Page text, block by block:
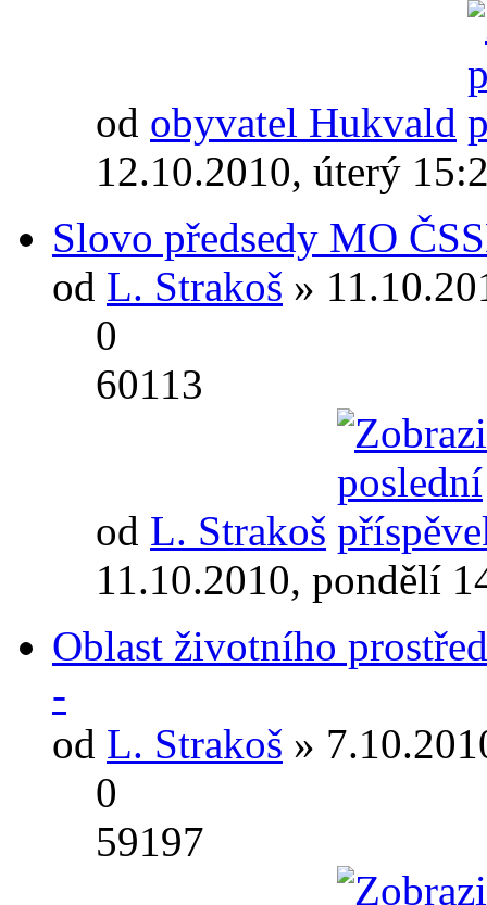
od obyvatel Hukvald
12.10.2010, úterý
Slovo předsedy MO
od L. Strakoš »
0
60113
od L. Strakoš
11.10.2010, pondělí
Oblast životního
-
od L. Strakoš »
0
59197